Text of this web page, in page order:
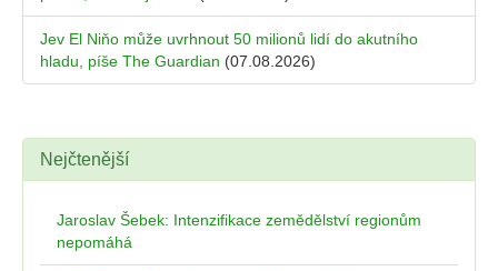
Jev El Niňo může uvrhnout 50 milionů lidí do akutního
hladu, píše The Guardian (07.08.2026)
Nejčtenější
Jaroslav Šebek: Intenzifikace zemědělství regionům
nepomáhá